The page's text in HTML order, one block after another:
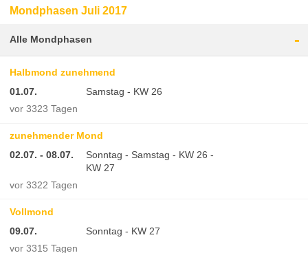
Mondphasen Juli 2017
Alle Mondphasen -
Halbmond zunehmend
01.07.
Samstag - KW 26
vor 3323 Tagen
zunehmender Mond
02.07. - 08.07.
Sonntag - Samstag - KW 26 -
KW 27
vor 3322 Tagen
Vollmond
09.07.
Sonntag - KW 27
vor 3315 Tagen